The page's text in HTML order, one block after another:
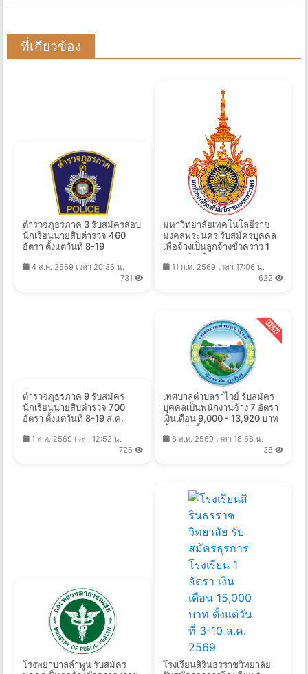
ที่เกี่ยวข้อง
ตำรวจภูธรภาค 3 รับสมัครสอบ
นักเรียนนายสิบตำรวจ 460
อัตรา ตั้งแต่วันที่ 8-19
ส.ค.2569
4 ส.ค. 2569 เวลา 20:36 น.
731
มหาวิทยาลัยเทคโนโลยีราช
มงคลพระนคร รับสมัครบุคคล
เพื่อจ้างเป็นลูกจ้างชั่วคราว 1
อัตรา เงินเดือน 16,500 บาท
ตั้งแต่วันที่ 19 ก.ค. - 16 ส.ค.
11 ก.ค. 2569 เวลา 17:06 น.
622
ตำรวจภูธรภาค 9 รับสมัคร
นักเรียนนายสิบตำรวจ 700
อัตรา ตั้งแต่วันที่ 8-19 ส.ค.
2569
1 ส.ค. 2569 เวลา 12:52 น.
726
เทศบาลตําบลราไวย์ รับสมัคร
บุคคลเป็นพนักงานจ้าง 7 อัตรา
เงินเดือน 9,000 - 13,920 บาท
ตั้งแต่บัดนี้ - 11 ส.ค. 2569
8 ส.ค. 2569 เวลา 18:58 น.
38
โรงพยาบาลลำพูน รับสมัคร
โรงเรียนสิรินธรราชวิทยาลัย